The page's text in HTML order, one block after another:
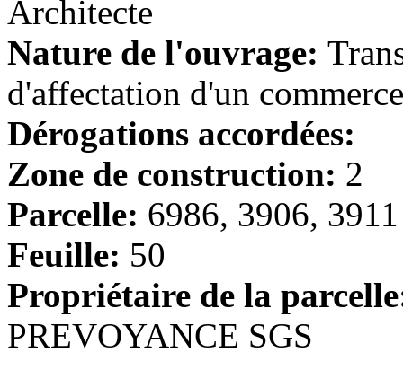
Architecte
Nature de l'ouvrage:
d'affectation d'un
Dérogations accordées:
Zone de construction: 2
Parcelle: 6986, 3906, 3911
Feuille: 50
Propriétaire de la
PREVOYANCE SGS